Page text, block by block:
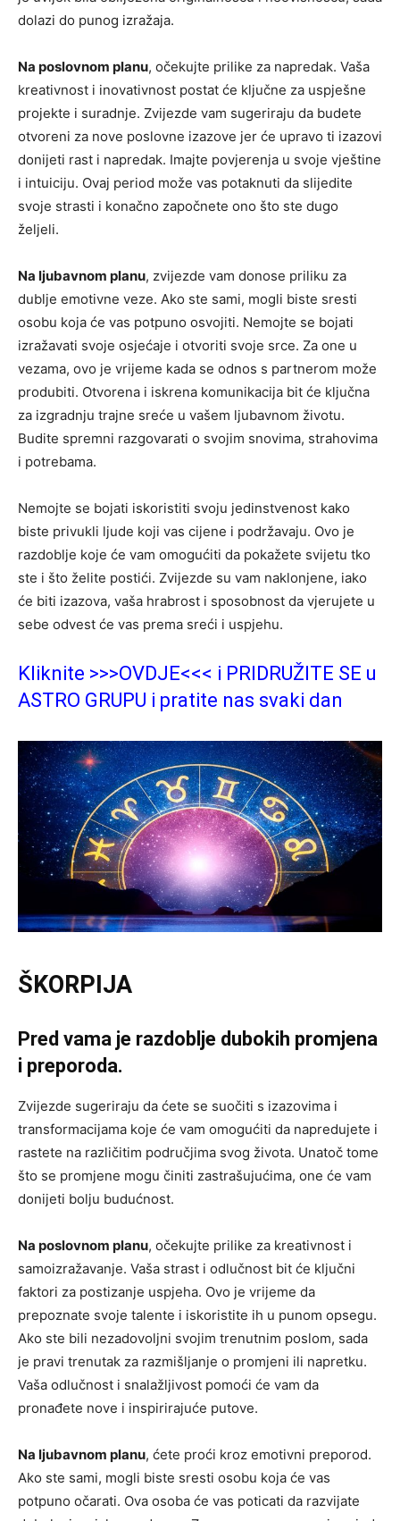
dolazi do punog izražaja.
Na poslovnom planu, očekujte prilike za napredak. Vaša
kreativnost i inovativnost postat će ključne za uspješne
projekte i suradnje. Zvijezde vam sugeriraju da budete
otvoreni za nove poslovne izazove jer će upravo ti izazovi
donijeti rast i napredak. Imajte povjerenja u svoje vještine
i intuiciju. Ovaj period može vas potaknuti da slijedite
svoje strasti i konačno započnete ono što ste dugo
željeli.
Na ljubavnom planu, zvijezde vam donose priliku za
dublje emotivne veze. Ako ste sami, mogli biste sresti
osobu koja će vas potpuno osvojiti. Nemojte se bojati
izražavati svoje osjećaje i otvoriti svoje srce. Za one u
vezama, ovo je vrijeme kada se odnos s partnerom može
produbiti. Otvorena i iskrena komunikacija bit će ključna
za izgradnju trajne sreće u vašem ljubavnom životu.
Budite spremni razgovarati o svojim snovima, strahovima
i potrebama.
Nemojte se bojati iskoristiti svoju jedinstvenost kako
biste privukli ljude koji vas cijene i podržavaju. Ovo je
razdoblje koje će vam omogućiti da pokažete svijetu tko
ste i što želite postići. Zvijezde su vam naklonjene, iako
će biti izazova, vaša hrabrost i sposobnost da vjerujete u
sebe odvest će vas prema sreći i uspjehu.
Kliknite >>>OVDJE<<< i PRIDRUŽITE SE u
ASTRO GRUPU i pratite nas svaki dan
ŠKORPIJA
Pred vama je razdoblje dubokih promjena
i preporoda.
Zvijezde sugeriraju da ćete se suočiti s izazovima i
transformacijama koje će vam omogućiti da napredujete i
rastete na različitim područjima svog života. Unatoč tome
što se promjene mogu činiti zastrašujućima, one će vam
donijeti bolju budućnost.
Na poslovnom planu, očekujte prilike za kreativnost i
samoizražavanje. Vaša strast i odlučnost bit će ključni
faktori za postizanje uspjeha. Ovo je vrijeme da
prepoznate svoje talente i iskoristite ih u punom opsegu.
Ako ste bili nezadovoljni svojim trenutnim poslom, sada
je pravi trenutak za razmišljanje o promjeni ili napretku.
Vaša odlučnost i snalažljivost pomoći će vam da
pronađete nove i inspirirajuće putove.
Na ljubavnom planu, ćete proći kroz emotivni preporod.
Ako ste sami, mogli biste sresti osobu koja će vas
potpuno očarati. Ova osoba će vas poticati da razvijate